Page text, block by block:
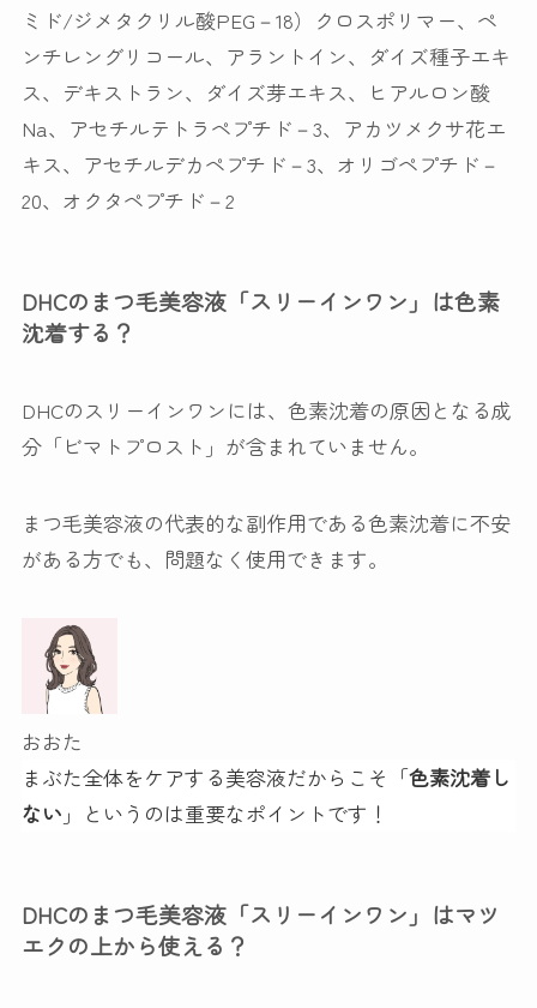
ミド/ジメタクリル酸PEG－18）クロスポリマー、ペ
ンチレングリコール、アラントイン、ダイズ種子エキ
ス、デキストラン、ダイズ芽エキス、ヒアルロン酸
Na、アセチルテトラペプチド－3、アカツメクサ花エ
キス、アセチルデカペプチド－3、オリゴペプチド－
20、オクタペプチド－2
DHCのまつ毛美容液「スリーインワン」は色素
沈着する？
DHCのスリーインワンには、色素沈着の原因となる成
分「ビマトプロスト」が含まれていません。
まつ毛美容液の代表的な副作用である色素沈着に不安
がある方でも、問題なく使用できます。
おおた
まぶた全体をケアする美容液だからこそ「色素沈着し
ない 」というのは重要なポイントです！
DHCのまつ毛美容液「スリーインワン」はマツ
エクの上から使える？